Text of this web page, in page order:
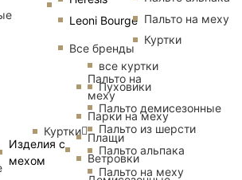
Leoni Bourge
Все бренды
Изделия с
мехом
Пальто на
меху
Парки на меху
Плащи
Ветровки
Пальто на меху
Куртки
Куртки
все куртки
Пуховики
Пальто демисезонные
Пальто из шерсти
Пальто альпака
Пальто на меху